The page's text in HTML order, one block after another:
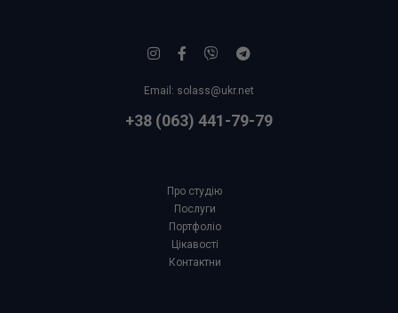
Email: solass@ukr.net
+38 (063) 441-79-79
Про студію
Послуги
Портфоліо
Цікавості
Контактни